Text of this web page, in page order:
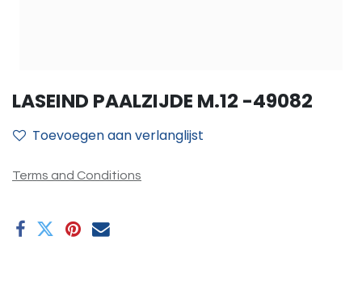
LASEIND PAALZIJDE M.12 -49082
Toevoegen aan verlanglijst
Terms and Conditions